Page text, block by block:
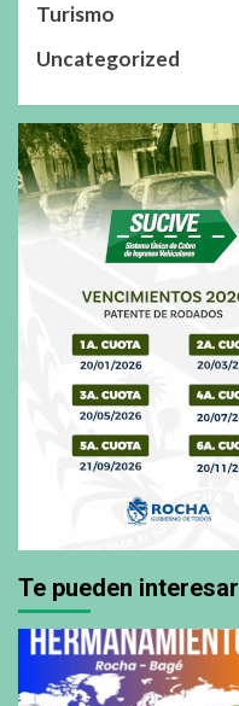
Turismo
Uncategorized
Te pueden interesar